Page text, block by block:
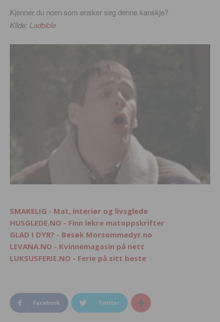
Kjenner du noen som ønsker seg denne kanskje?
Kilde:Ladbible
SMAKELIG - Mat, interiør og livsglede
HUSGLEDE.NO - Finn lekre matoppskrifter
GLAD I DYR? - Besøk Morsommedyr.no
LEVANA.NO - Kvinnemagasin på nett
LUKSUSFERIE.NO - Ferie på sitt beste
Facebook Twitter